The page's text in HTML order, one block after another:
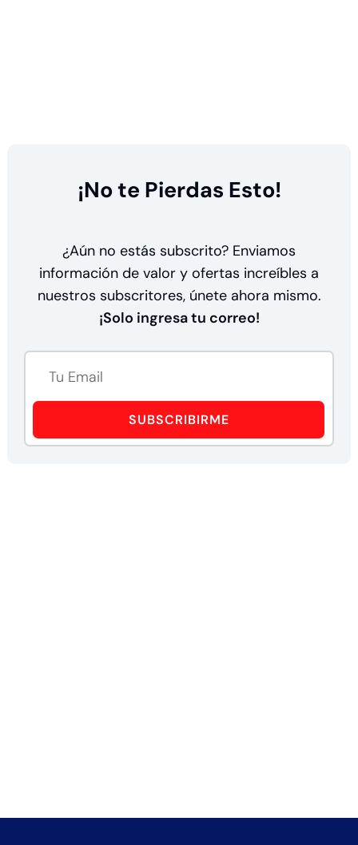
¡No te Pierdas Esto!
¿Aún no estás subscrito? Enviamos
información de valor y ofertas increíbles a
nuestros subscritores, únete ahora mismo.
¡Solo ingresa tu correo!
SUBSCRIBIRME